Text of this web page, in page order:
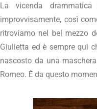
La vicenda
improvvisamente, così
ritroviamo nel bel mezzo
Giulietta ed è sempre qui
nascosto da una
Romeo. È da questo